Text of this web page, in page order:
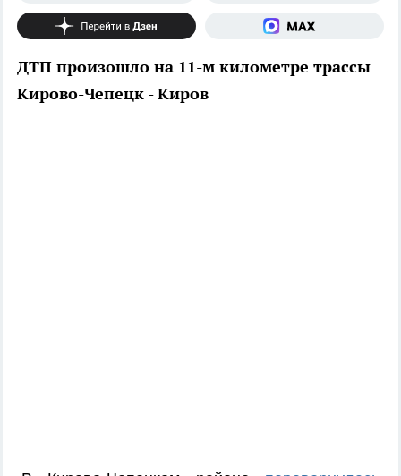
ДТП произошло на 11-м километре трассы
Кирово-Чепецк - Киров